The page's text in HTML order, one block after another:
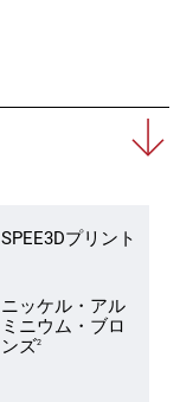
SPEE3Dプリント
ニッケル・アル
ミニウム・ブロ
ンズ2